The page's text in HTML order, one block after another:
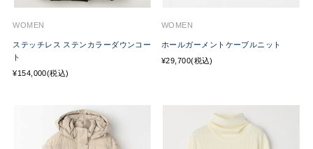
WOMEN
ステッチレス ステンカラーダウンコー
ト
¥154,000(税込)
WOMEN
ホールガーメントケーブルニット
¥29,700(税込)